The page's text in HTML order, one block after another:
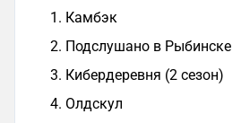
Камбэк
Подслушано в Рыбинске
Кибердеревня (2 сезон)
Олдскул